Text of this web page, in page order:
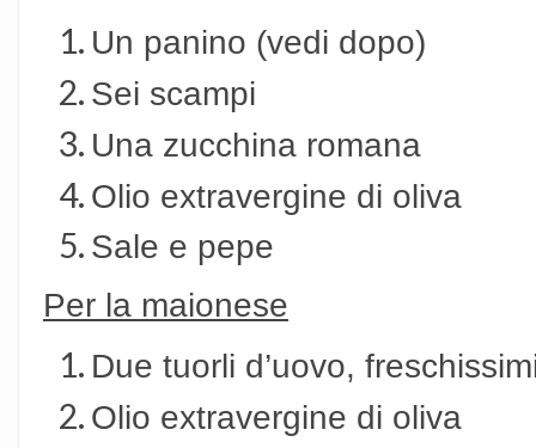
Un panino (vedi dopo)
Sei scampi
Una zucchina romana
Olio extravergine di oliva
Sale e pepe
Per la maionese
Due tuorli d’uovo,
Olio extravergine di oliva